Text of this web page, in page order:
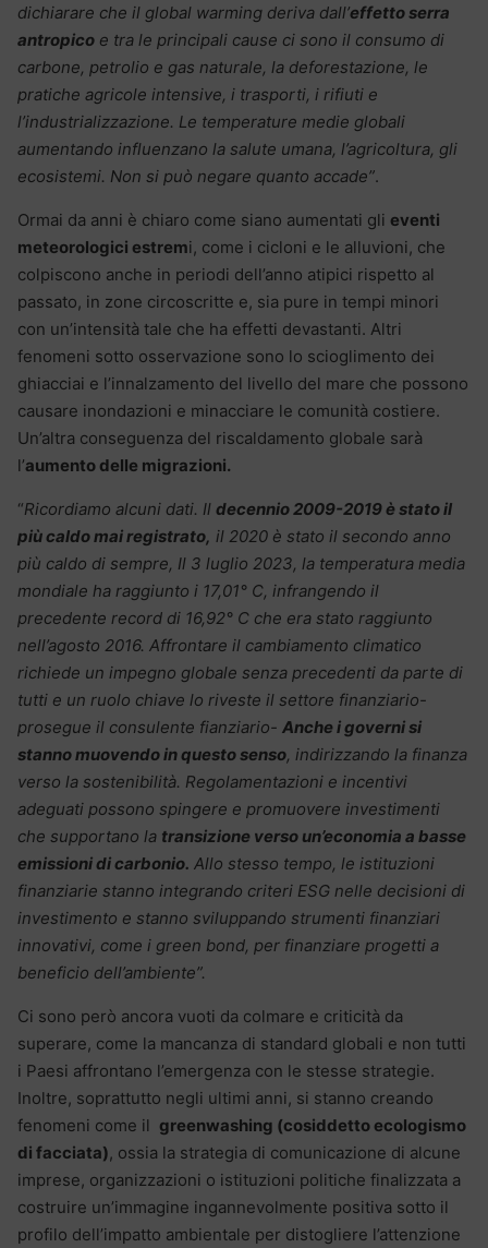
dichiarare che il global warming deriva dall’effetto serra
antropico e tra le principali cause ci sono il consumo di
carbone, petrolio e gas naturale, la deforestazione, le
pratiche agricole intensive, i trasporti, i rifiuti e
l’industrializzazione. Le temperature medie globali
aumentando influenzano la salute umana, l’agricoltura, gli
ecosistemi. Non si può negare quanto accade”.
Ormai da anni è chiaro come siano aumentati gli eventi
meteorologici estremi, come i cicloni e le alluvioni, che
colpiscono anche in periodi dell’anno atipici rispetto al
passato, in zone circoscritte e, sia pure in tempi minori
con un’intensità tale che ha effetti devastanti. Altri
fenomeni sotto osservazione sono lo scioglimento dei
ghiacciai e l’innalzamento del livello del mare che possono
causare inondazioni e minacciare le comunità costiere.
Un’altra conseguenza del riscaldamento globale sarà
l’aumento delle migrazioni.
“Ricordiamo alcuni dati. Il decennio 2009-2019 è stato il
più caldo mai registrato, il 2020 è stato il secondo anno
più caldo di sempre, Il 3 luglio 2023, la temperatura media
mondiale ha raggiunto i 17,01° C, infrangendo il
precedente record di 16,92° C che era stato raggiunto
nell’agosto 2016. Affrontare il cambiamento climatico
richiede un impegno globale senza precedenti da parte di
tutti e un ruolo chiave lo riveste il settore finanziario-
prosegue il consulente fianziario- Anche i governi si
stanno muovendo in questo senso, indirizzando la finanza
verso la sostenibilità. Regolamentazioni e incentivi
adeguati possono spingere e promuovere investimenti
che supportano la transizione verso un’economia a basse
emissioni di carbonio. Allo stesso tempo, le istituzioni
finanziarie stanno integrando criteri ESG nelle decisioni di
investimento e stanno sviluppando strumenti finanziari
innovativi, come i green bond, per finanziare progetti a
beneficio dell’ambiente”.
Ci sono però ancora vuoti da colmare e criticità da
superare, come la mancanza di standard globali e non tutti
i Paesi affrontano l’emergenza con le stesse strategie.
Inoltre, soprattutto negli ultimi anni, si stanno creando
fenomeni come il greenwashing (cosiddetto ecologismo
di facciata), ossia la strategia di comunicazione di alcune
imprese, organizzazioni o istituzioni politiche finalizzata a
costruire un’immagine ingannevolmente positiva sotto il
profilo dell’impatto ambientale per distogliere l’attenzione